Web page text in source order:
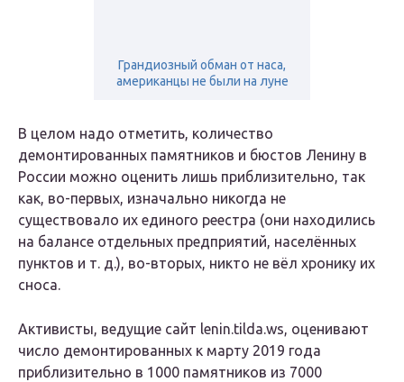
Грандиозный обман от наса,
американцы не были на луне
В целом надо отметить, количество
демонтированных памятников и бюстов Ленину в
России можно оценить лишь приблизительно, так
как, во-первых, изначально никогда не
существовало их единого реестра (они находились
на балансе отдельных предприятий, населённых
пунктов и т. д.), во-вторых, никто не вёл хронику их
сноса.
Активисты, ведущие сайт lenin.tilda.ws, оценивают
число демонтированных к марту 2019 года
приблизительно в 1000 памятников из 7000